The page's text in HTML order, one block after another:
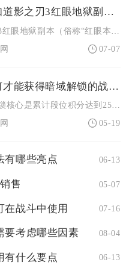
有谁知道影之刃3红眼地狱副本的具体位置吗
影之刃3红眼地狱副本（俗称“红眼本”）位于里武林-罪业空间-...
07-07
要如何才能获得暗域解锁的战争怒吼
暗域解锁核心是累计段位积分达到250分，通过天梯对局稳定上分...
05-19
有哪些亮点 06-13
售 05-07
在战斗中使用 07-16
要考虑哪些因素 08-04
有什么要点 06-13